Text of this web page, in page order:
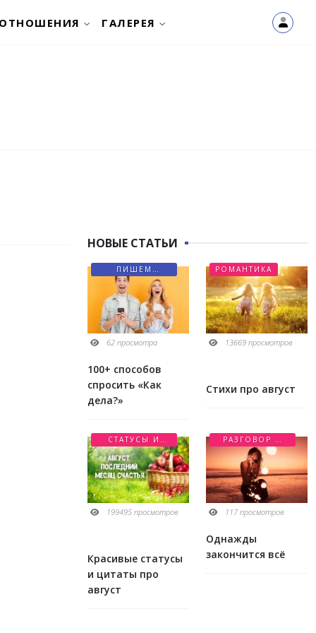
ОТНОШЕНИЯ ГАЛЕРЕЯ
НОВЫЕ СТАТЬИ
ПИШЕМ
ПИСЬМА
62 просмотра
100+ способов
спросить «Как
дела?»
РОМАНТИКА
13669 просмотров
Стихи про август
СТАТУСЫ И
ЦИТАТЫ
199495 просмотров
Красивые статусы
и цитаты про
август
РАЗГОВОР О
ЛЮБВИ
117 просмотров
Однажды
закончится всё